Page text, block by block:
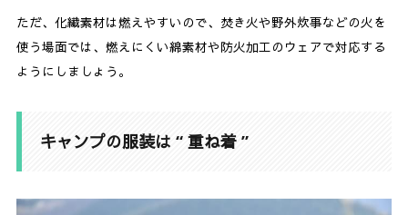
ただ、化繊素材は燃えやすいので、焚き火や野外炊事などの火を
使う場面では、燃えにくい綿素材や防火加工のウェアで対応する
ようにしましょう。
キャンプの服装は “ 重ね着 ”